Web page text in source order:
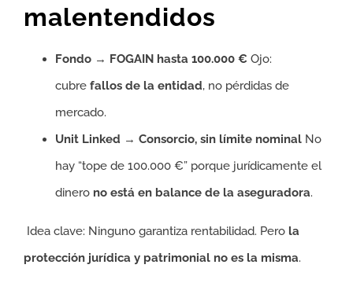
malentendidos
Fondo → FOGAIN hasta 100.000 € Ojo:
cubre fallos de la entidad, no pérdidas de
mercado.
Unit Linked → Consorcio, sin límite nominal No
hay “tope de 100.000 €” porque jurídicamente el
dinero no está en balance de la aseguradora.
Idea clave: Ninguno garantiza rentabilidad. Pero la
protección jurídica y patrimonial no es la misma.